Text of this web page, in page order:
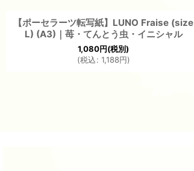
【ポーセラーツ転写紙】LUNO Fraise (size
L) (A3)｜苺・てんとう虫・イニシャル
1,080円(税別)
(税込: 1,188円)